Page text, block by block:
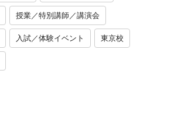
授業／特別講師／講演会
入試／体験イベント 東京校